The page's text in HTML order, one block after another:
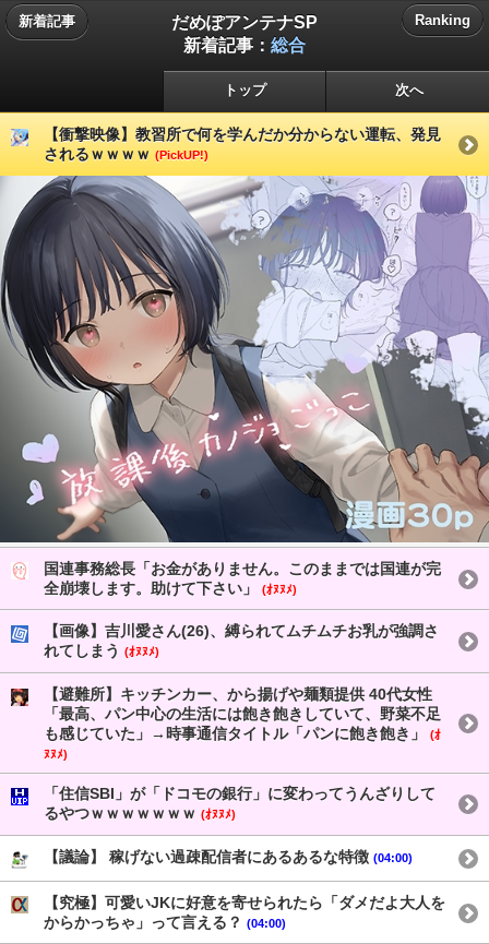
新着記事
だめぽアンテナSP
新着記事： 総合
Ranking
トップ 次へ
【衝撃映像】教習所で何を学んだか分からない運転、発見
されるｗｗｗｗ (PickUP!)
国連事務総長「お金がありません。このままでは国連が完
全崩壊します。助けて下さい」
(ｵﾇﾇﾒ)
【画像】吉川愛さん(26)、縛られてムチムチお乳が強調さ
れてしまう (ｵﾇﾇﾒ)
【避難所】キッチンカー、から揚げや麺類提供 40代女性
「最高、パン中心の生活には飽き飽きしていて、野菜不足
も感じていた」→時事通信タイトル「パンに飽き飽き」
(ｵ
ﾇﾇﾒ)
「住信SBI」が「ドコモの銀行」に変わってうんざりして
るやつｗｗｗｗｗｗｗ (ｵﾇﾇﾒ)
【議論】 稼げない過疎配信者にあるあるな特徴 (04:00)
【究極】可愛いJKに好意を寄せられたら「ダメだよ大人を
からかっちゃ」って言える？ (04:00)